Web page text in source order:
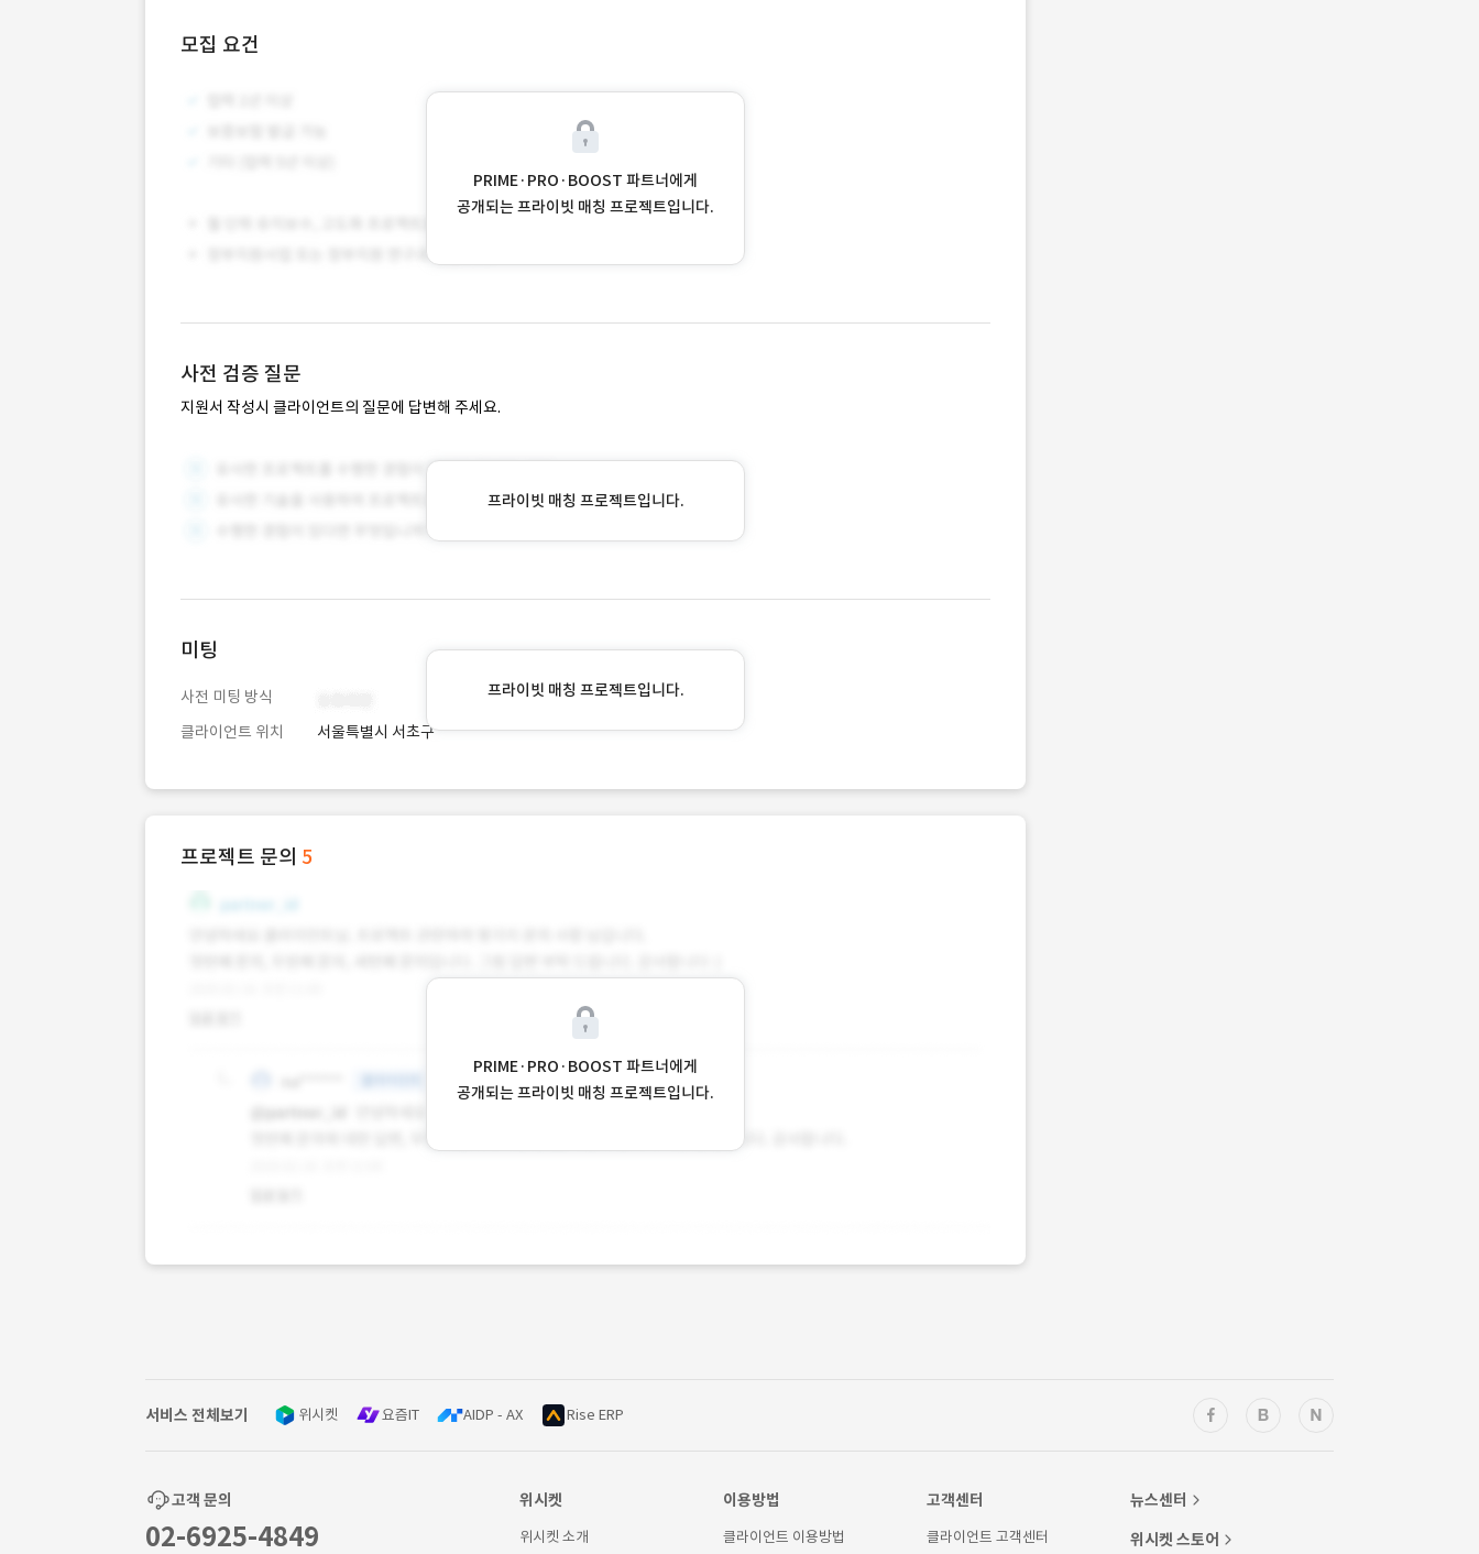
모집 요건
PRIME·PRO·BOOST 파트너에게
공개되는 프라이빗 매칭 프로젝트입니다.
사전 검증 질문
지원서 작성시 클라이언트의 질문에 답변해 주세요.
프라이빗 매칭 프로젝트입니다.
프라이빗 매칭 프로젝트입니다.
미팅
사전 미팅 방식
클라이언트 위치
서울특별시 서초구
프로젝트 문의 5
PRIME·PRO·BOOST 파트너에게
공개되는 프라이빗 매칭 프로젝트입니다.
서비스 전체보기 위시켓 요즘IT AIDP - AX Rise ERP
고객 문의
02-6925-4849
위시켓
위시켓 소개
이용방법
클라이언트 이용방법
고객센터
클라이언트 고객센터
뉴스센터
위시켓 스토어